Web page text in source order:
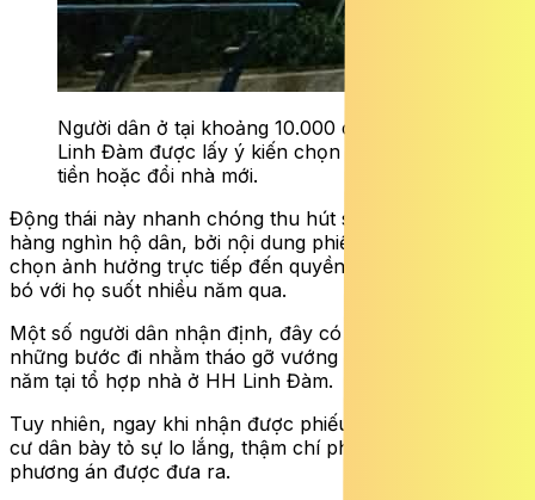
Người dân ở tại khoảng 10.000 căn hộ HH
Linh Đàm được lấy ý kiến chọn trả nhà lấy lại
tiền hoặc đổi nhà mới.
Động thái này nhanh chóng thu hút sự quan tâm của
hàng nghìn hộ dân, bởi nội dung phiếu đưa ra những lựa
chọn ảnh hưởng trực tiếp đến quyền lợi nhà ở đã gắn
bó với họ suốt nhiều năm qua.
Một số người dân nhận định, đây có thể là một trong
những bước đi nhằm tháo gỡ vướng mắc kéo dài nhiều
năm tại tổ hợp nhà ở HH Linh Đàm.
Tuy nhiên, ngay khi nhận được phiếu khảo sát, không ít
cư dân bày tỏ sự lo lắng, thậm chí phản ứng trước các
phương án được đưa ra.